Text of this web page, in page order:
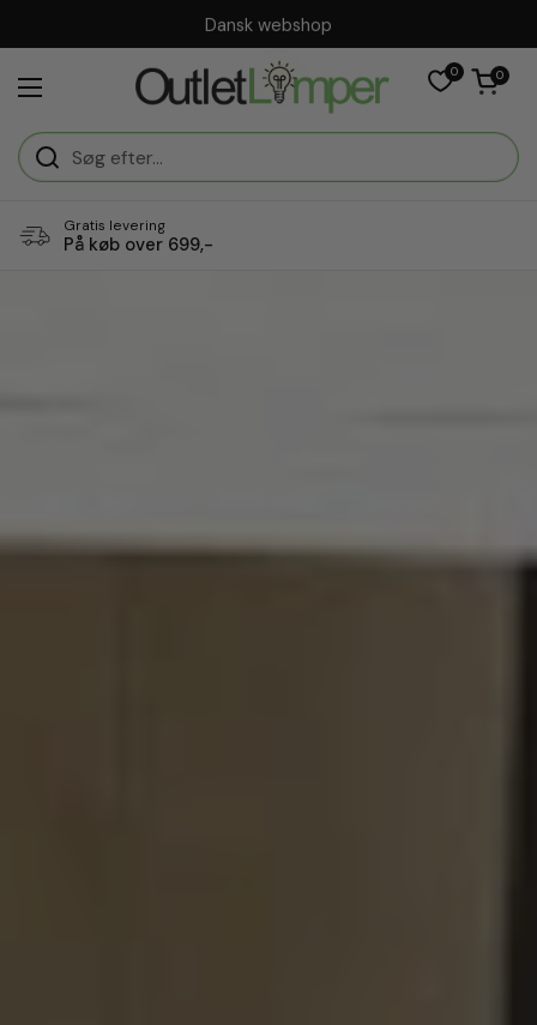
Dansk webshop
Åbn menuen
0 Åben vogn
0
Gratis levering
På køb over 699,-